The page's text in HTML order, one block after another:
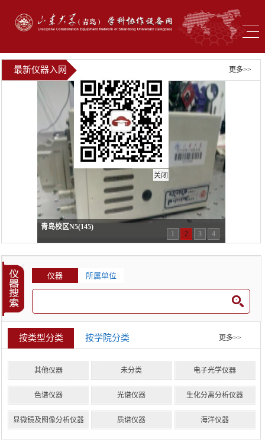
最新仪器入网 更多>>
青岛校区N5(145)
1
2 3 4
仪器 所属单位
按类型分类 按学院分类
其他仪器 未分类 电子光学仪器
色谱仪器 光谱仪器 生化分离分析仪器
显微镜及图像分析仪器 质谱仪器 海洋仪器
更多>>
关闭